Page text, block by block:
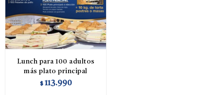
Lunch para 100 adultos
más plato principal
$ 113.990